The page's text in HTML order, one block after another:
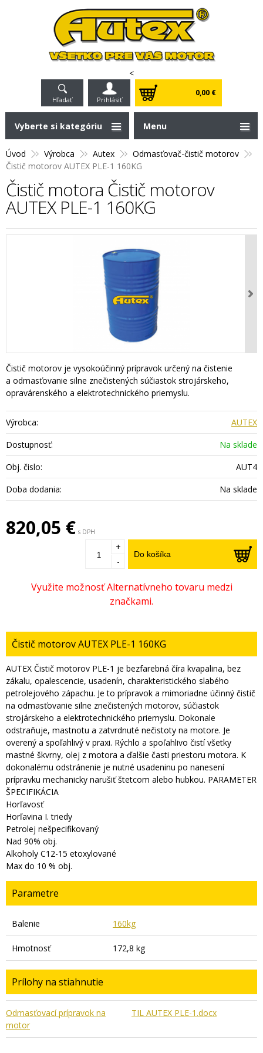
<
Hľadať Prihlásiť
0,00 €
Úvod Výrobca Autex
Odmasťovač-čistič motorov
Čistič motorov AUTEX PLE-1 160KG
Čistič motora Čistič motorov
AUTEX PLE-1 160KG
Čistič motorov je vysokoúčinný prípravok určený na čistenie
a odmasťovanie silne znečistených súčiastok strojárskeho,
opravárenského a elektrotechnického priemyslu.
Výrobca:
AUTEX
Dostupnosť:
Na sklade
Obj. čislo:
AUT4
Doba dodania:
Na sklade
820,05 € s DPH
Do košíka
+
-
Čistič motorov AUTEX PLE-1 160KG
AUTEX Čistič motorov PLE-1 je bezfarebná číra kvapalina, bez
zákalu, opalescencie, usadenín, charakteristického slabého
petrolejového zápachu. Je to prípravok a mimoriadne účinný čistič
na odmasťovanie silne znečistených motorov, súčiastok
strojárskeho a elektrotechnického priemyslu. Dokonale
odstraňuje, mastnotu a zatvrdnuté nečistoty na motore. Je
overený a spoľahlivý v praxi. Rýchlo a spoľahlivo čistí všetky
mastné škvrny, olej z motora a ďalšie časti priestoru motora. K
dokonalému odstránenie je nutné usadeninu po nanesení
prípravku mechanicky narušiť štetcom alebo hubkou. PARAMETER
ŠPECIFIKÁCIA
Horľavosť
Horľavina I. triedy
Petrolej nešpecifikovaný
Nad 90% obj.
Alkoholy C12-15 etoxylované
Max do 10 % obj.
Parametre
Balenie 160kg
Hmotnosť 172,8 kg
Prílohy na stiahnutie
Odmasťovací prípravok na
motor
TIL AUTEX PLE-1.docx
Vyberte si kategóriu Menu